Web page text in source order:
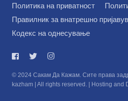
Политика на приватност
Правилник за внатрешно
Кодекс на однесување
© 2024 Сакам Да Кажам. Сите права
kazham | All rights reserved. | Hosting and